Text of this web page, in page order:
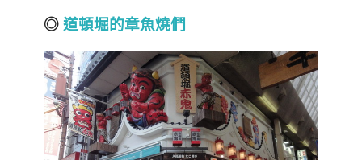
◎ 道頓堀的章魚燒們